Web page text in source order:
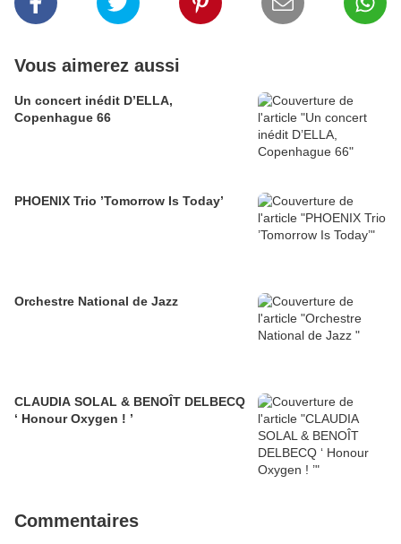
Vous aimerez aussi
Un concert inédit D’ELLA,
Copenhague 66
PHOENIX Trio ’Tomorrow Is Today’
Orchestre National de Jazz
CLAUDIA SOLAL & BENOÎT DELBECQ
‘ Honour Oxygen ! ’
Commentaires